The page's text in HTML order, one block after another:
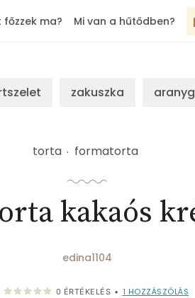
főzzek ma? Mi van a hűtődben?
zakuszka
torta formatorta
kakaós
edina1104
0 ÉRTÉKELÉS • 1 HOZZÁSZÓLÁS